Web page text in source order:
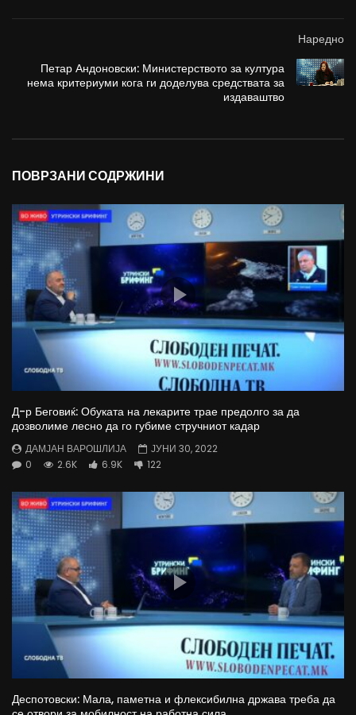
Наредно
Петар Андоновски: Министерството за култура
нема критериуми кога ги доделува средствата за
издаваштво
ПОВРЗАНИ СОДРЖИНИ
Д-р Беговиќ: Обуката на лекарите трае предолго за да
дозволиме лесно да го губиме стручниот кадар
ДАМЈАН ВАРОШЛИЈА
ЈУНИ 30, 2022
0
2.6K 6.9K 122
Деспотовски: Мала, паметна и флексибилна држава треба да